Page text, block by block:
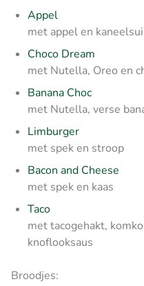
Appel
met appel en
Choco Dream
met Nutella, Oreo en
Banana Choc
met Nutella, verse
Limburger
met spek en stroop
Bacon and Cheese
met spek en kaas
Taco
met tacogehakt,
knoflooksaus
Broodjes: